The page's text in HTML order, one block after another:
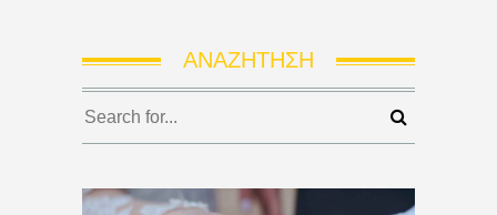
ΑΝΑΖΉΤΗΣΗ